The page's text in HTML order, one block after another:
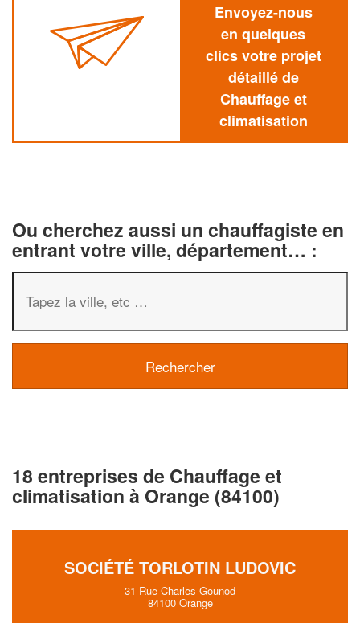
Envoyez-nous
en quelques
clics votre projet
détaillé de
Chauffage et
climatisation
Ou cherchez aussi un chauffagiste en
entrant votre ville, département… :
18 entreprises de Chauffage et
climatisation à Orange (84100)
SOCIÉTÉ TORLOTIN LUDOVIC
31 Rue Charles Gounod
84100 Orange